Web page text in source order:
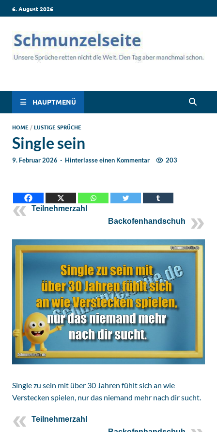
6. August 2026
Schmunzelseite –
Coole lustige Sprüche
für intensives
Schmunzeln
für jede Situation: Leben, Job, Liebe, Geburtstag & mehr. Lachen
ist hier garantiert!
HAUPTMENÜ
HOME /LUSTIGE SPRÜCHE
Single sein
9. Februar 2026 - Hinterlasse einen Kommentar 203
Teilnehmerzahl
Backofenhandschuh
Single zu sein mit über 30 Jahren fühlt sich an wie
Verstecken spielen, nur das niemand mehr nach dir sucht.
Teilnehmerzahl